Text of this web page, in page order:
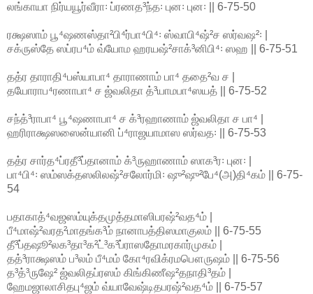
லங்காயா நிர்யயூர்வீரா꞉ ப்ரணத³ந்த꞉ புன꞉ புன꞉ || 6-75-50
ரக்ஷஸாம் பூ⁴ஷணஸ்தா²பி⁴ர்பா⁴பி⁴꞉ ஸ்வாபி⁴ஷ்²ச ஸர்வஷ²꞉ |
சக்ருஸ்தே ஸப்ரப⁴ம் வ்யோம ஹரயஷ்²சாக்³னிபி⁴꞉ ஸஹ || 6-75-51
தத்ர தாராதி⁴பஸ்யாபா⁴ தாராணாம் பா⁴ ததை²வ ச |
தயோராப⁴ரணாபா⁴ ச ஜ்வலிதா த்³யாமபா⁴ஸயத் || 6-75-52
சந்த்³ராபா⁴ பூ⁴ஷணாபா⁴ ச க்³ரஹாணாம் ஜ்வலிதா ச பா⁴ |
ஹரிராக்ஷஸஸைன்யானி ப்⁴ராஜயாமாஸ ஸர்வத꞉ || 6-75-53
தத்ர சார்த⁴ப்ரதீ³ப்தானாம் க்³ருஹாணாம் ஸாக³ர꞉ புன꞉ |
பா⁴பி⁴꞉ ஸம்ஸக்தஸலிலஷ்²சலோர்மி꞉ ஷு²ஷு²பே⁴(அ)தி⁴கம் || 6-75-
54
பதாகாத்⁴வஜஸம்யுக்தமுத்தமாஸிபரஷ்²வத⁴ம் |
பீ⁴மாஷ்²வரத²மாதங்க³ம் நானாபத்திஸமாகுலம் || 6-75-55
தீ³ப்தஷூ²லக³தா³க²ட்³க³ப்ராஸதோமரகார்முகம் |
தத்³ராக்ஷஸம் ப³லம் பீ⁴மம் கோ⁴ரவிக்ரமபௌருஷம் || 6-75-56
த³த்³ருஷே² ஜ்வலிதப்ரஸம் கிங்கிணீஷ²தநாதி³தம் |
ஹேமஜாலாசிதபு⁴ஜம் வ்யாவேஷ்டிதபரஷ்²வத⁴ம் || 6-75-57